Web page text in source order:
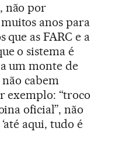
não por
anos para
que as FARC e a
o sistema é
um monte de
cabem
exemplo: “troco
oficial”, não
aqui, tudo é